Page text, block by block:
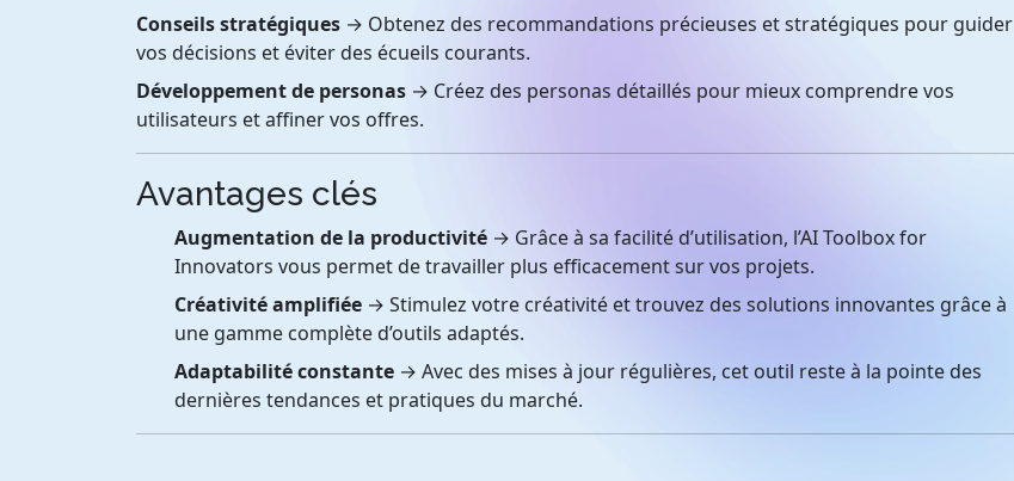
Conseils stratégiques → Obtenez des recommandations précieuses et stratégiques pour guider
vos décisions et éviter des écueils courants.
Développement de personas → Créez des personas détaillés pour mieux comprendre vos
utilisateurs et affiner vos offres.
Avantages clés
Augmentation de la productivité → Grâce à sa facilité d’utilisation, l’AI Toolbox for
Innovators vous permet de travailler plus efficacement sur vos projets.
Créativité amplifiée → Stimulez votre créativité et trouvez des solutions innovantes grâce à
une gamme complète d’outils adaptés.
Adaptabilité constante → Avec des mises à jour régulières, cet outil reste à la pointe des
dernières tendances et pratiques du marché.